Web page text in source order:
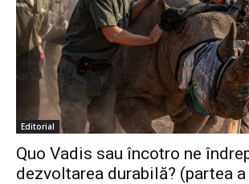
Editorial
Quo Vadis sau încotro ne
dezvoltarea durabilă? (partea